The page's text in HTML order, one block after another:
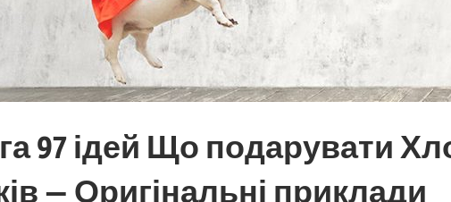
97 ідей Що подарувати
— Оригінальні приклади